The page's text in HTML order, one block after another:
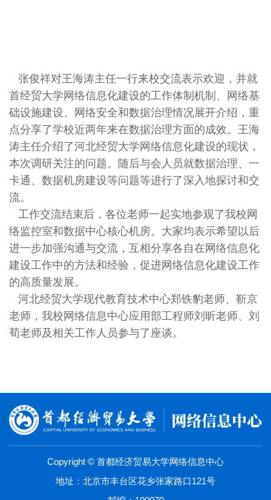
张俊祥对王海涛主任一行来校交流表示欢迎，并就
首经贸大学网络信息化建设的工作体制机制、网络基
础设施建设、网络安全和数据治理情况展开介绍，重
点分享了学校近两年来在数据治理方面的成效。王海
涛主任介绍了河北经贸大学网络信息化建设的现状，
本次调研关注的问题。随后与会人员就数据治理、一
卡通、数据机房建设等问题等进行了深入地探讨和交
流。
工作交流结束后，各位老师一起实地参观了我校网
络监控室和数据中心核心机房。大家均表示希望以后
进一步加强沟通与交流，互相分享各自在网络信息化
建设工作中的方法和经验，促进网络信息化建设工作
的高质量发展。
河北经贸大学现代教育技术中心郑铁豹老师、靳京
老师，我校网络信息中心应用部工程师刘昕老师、刘
荀老师及相关工作人员参与了座谈。
Copyright © 首都经济贸易大学网络信息中心
地址：北京市丰台区花乡张家路口121号